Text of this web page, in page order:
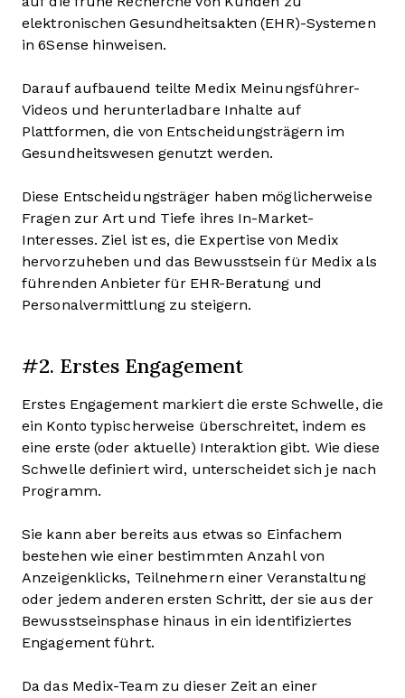
elektronischen Gesundheitsakten (EHR)-Systemen
in 6Sense hinweisen.
Darauf aufbauend teilte Medix Meinungsführer-
Videos und herunterladbare Inhalte auf
Plattformen, die von Entscheidungsträgern im
Gesundheitswesen genutzt werden.
Diese Entscheidungsträger haben möglicherweise
Fragen zur Art und Tiefe ihres In-Market-
Interesses. Ziel ist es, die Expertise von Medix
hervorzuheben und das Bewusstsein für Medix als
führenden Anbieter für EHR-Beratung und
Personalvermittlung zu steigern.
#2. Erstes Engagement
Erstes Engagement markiert die erste Schwelle, die
ein Konto typischerweise überschreitet, indem es
eine erste (oder aktuelle) Interaktion gibt. Wie diese
Schwelle definiert wird, unterscheidet sich je nach
Programm.
Sie kann aber bereits aus etwas so Einfachem
bestehen wie einer bestimmten Anzahl von
Anzeigenklicks, Teilnehmern einer Veranstaltung
oder jedem anderen ersten Schritt, der sie aus der
Bewusstseinsphase hinaus in ein identifiziertes
Engagement führt.
Da das Medix-Team zu dieser Zeit an einer